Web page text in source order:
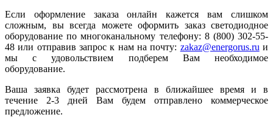
Если оформление заказа онлайн кажется вам слишком
сложным, вы всегда можете оформить заказ светодиодное
оборудование по многоканальному телефону: 8 (800) 302-55-
48 или отправив запрос к нам на почту: zakaz@energorus.ru и
мы с удовольствием подберем Вам необходимое
оборудование.
Ваша заявка будет рассмотрена в ближайшее время и в
течение 2-3 дней Вам будем отправлено коммерческое
предложение.